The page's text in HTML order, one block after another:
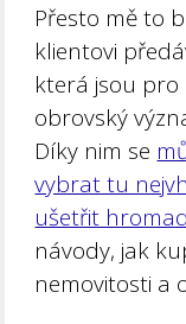
Přesto mě to
klientovi
která jsou pro
obrovský
Díky nim se
vybrat tu
ušetřit
návody, jak
nemovitosti a